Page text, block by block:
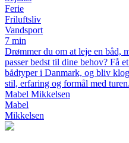
Ferie
Friluftsliv
Vandsport
7 min
Drømmer du om at leje en båd,
passer bedst til dine behov? Få
bådtyper i Danmark, og bliv
stil, erfaring og formål med turen.
Mabel Mikkelsen
Mabel
Mikkelsen